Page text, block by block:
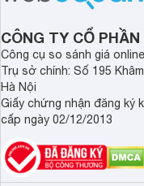
bát gạo” trên thị trường.
CÔNG TY CỔ
Công cụ so sánh giá
Trụ sở chính: Số 195
Hà Nội
Giấy chứng nhận đăng ký
cấp ngày 02/12/2013